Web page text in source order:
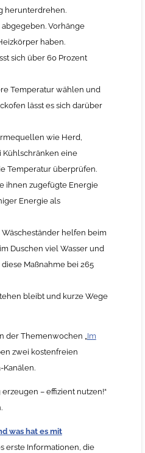
herunterdrehen.
Vorhänge
haben.
sich über 60 Prozent
Temperatur wählen und
lässt es sich darüber
wie Herd,
eine
Temperatur überprüfen.
ihnen zugefügte Energie
Energie als
helfen beim
Duschen viel Wasser und
Maßnahme bei 265
bleibt und kurze Wege
der Themenwochen „Im
zwei kostenfreien
Kanälen.
– effizient nutzen!“
was hat es mit
erste Informationen, die